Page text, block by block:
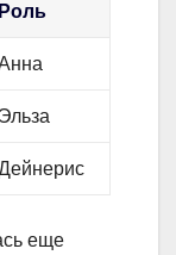
Роль
Эльза
еще